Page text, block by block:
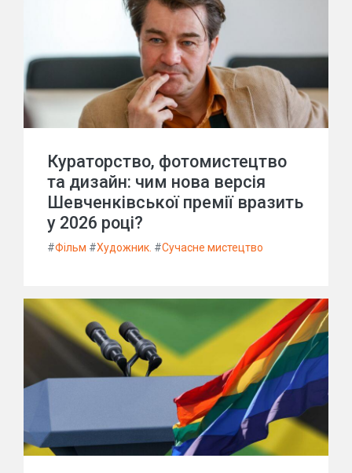
Кураторство, фотомистецтво
та дизайн: чим нова версія
Шевченківської премії вразить
у 2026 році?
#Фільм #Художник. #Сучасне мистецтво